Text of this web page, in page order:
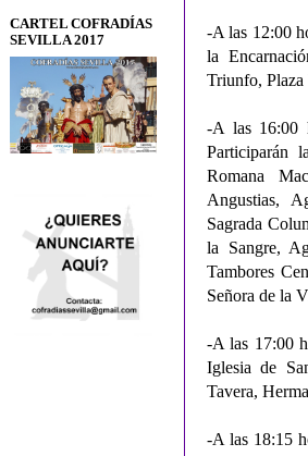
-A las 12:00
la
Triunfo, Plaza
-A las 16:00
Participarán
Romana
Angustias,
Sagrada
la Sangre,
Tambores
Señora de la
-A las 17:00
Iglesia de
Tavera,
-A las 18:15
CARTEL COFRADÍAS
SEVILLA 2017